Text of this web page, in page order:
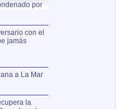
por
con el
jamás
a La Mar
la